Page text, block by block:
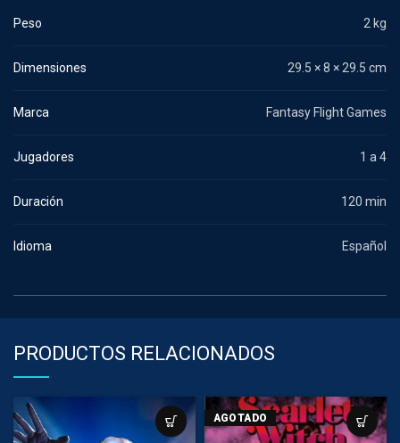
Peso 2 kg
Dimensiones 29.5 × 8 × 29.5 cm
Marca Fantasy Flight Games
Jugadores 1 a 4
Duración 120 min
Idioma Español
PRODUCTOS RELACIONADOS
AGOTADO